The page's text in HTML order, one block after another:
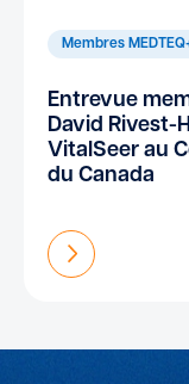
Membres
Entrevue
David Rivest-
VitalSeer au
du Canada
En savoir plus